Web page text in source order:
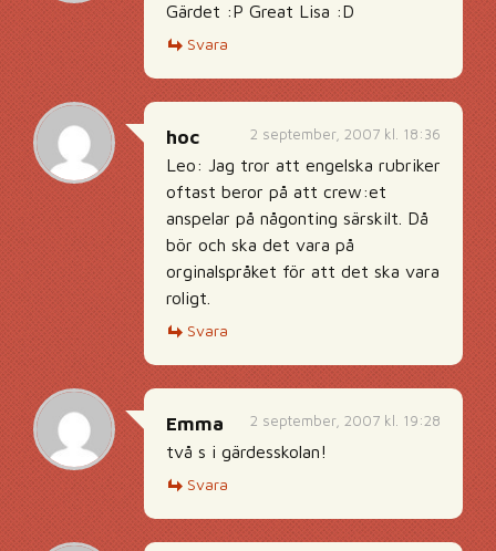
Gärdet :P Great Lisa :D
Svara
2 september, 2007 kl. 18:36
hoc
Leo: Jag tror att engelska rubriker
oftast beror på att crew:et
anspelar på någonting särskilt. Då
bör och ska det vara på
orginalspråket för att det ska vara
roligt.
Svara
2 september, 2007 kl. 19:28
Emma
två s i gärdesskolan!
Svara